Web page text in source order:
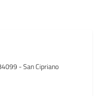
- San Cipriano